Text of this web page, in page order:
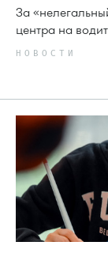
За
центра на
НОВОСТИ